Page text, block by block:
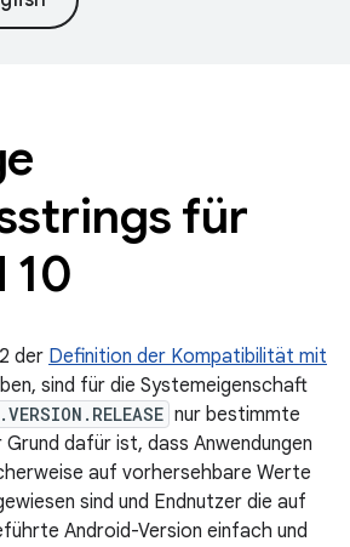
für
10
der Definition der Kompatibilität mit
sind für die Systemeigenschaft
nur bestimmte
dafür ist, dass Anwendungen
auf vorhersehbare Werte
sind und Endnutzer die auf
Android-Version einfach und